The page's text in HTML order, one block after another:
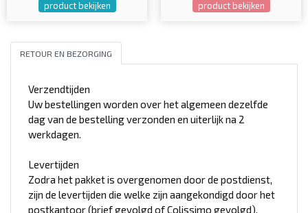
product bekijken product bekijken
RETOUR EN BEZORGING
Verzendtijden
Uw bestellingen worden over het algemeen dezelfde
dag van de bestelling verzonden en uiterlijk na 2
werkdagen.
Levertijden
Zodra het pakket is overgenomen door de postdienst,
zijn de levertijden die welke zijn aangekondigd door het
postkantoor (brief gevolgd of Colissimo gevolgd).